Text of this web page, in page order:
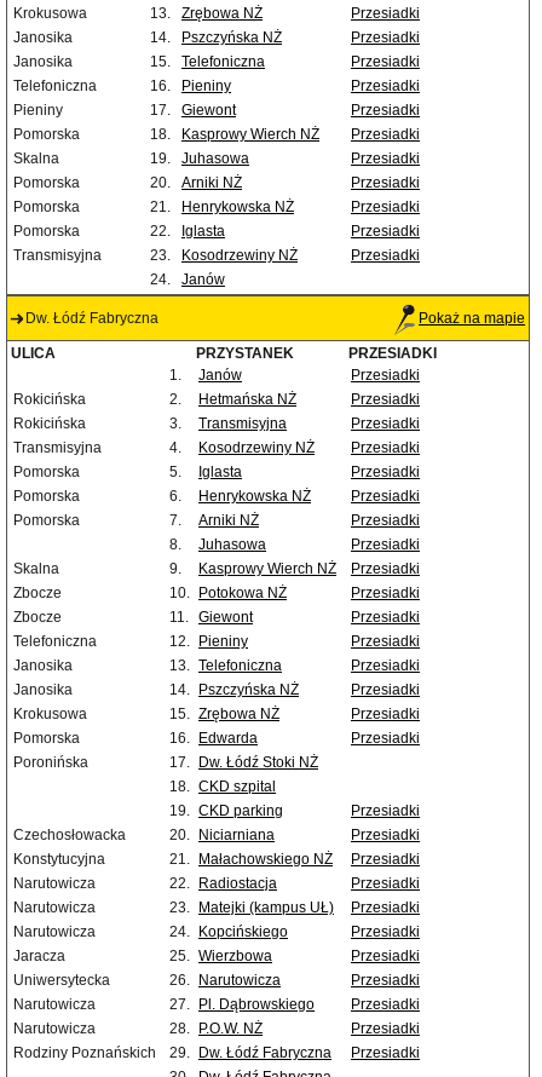
Krokusowa
13. Zrębowa NŻ
Przesiadki
Janosika
14. Pszczyńska NŻ
Przesiadki
Janosika
15. Telefoniczna
Przesiadki
Telefoniczna
16. Pieniny
Przesiadki
Pieniny
17. Giewont
Przesiadki
Pomorska
18. Kasprowy Wierch NŻ
Przesiadki
Skalna
19. Juhasowa
Przesiadki
Pomorska
20. Arniki NŻ
Przesiadki
Pomorska
21. Henrykowska NŻ
Przesiadki
Pomorska
22. Iglasta
Przesiadki
Transmisyjna
23. Kosodrzewiny NŻ
Przesiadki
24.
Janów
Dw. Łódź Fabryczna Pokaż na mapie
ULICA PRZYSTANEK
PRZESIADKI
1.
Janów
Przesiadki
Rokicińska
2. Hetmańska NŻ
Przesiadki
Rokicińska
3. Transmisyjna
Przesiadki
Transmisyjna
4. Kosodrzewiny NŻ
Przesiadki
Pomorska
5. Iglasta
Przesiadki
Pomorska
6. Henrykowska NŻ
Przesiadki
Pomorska
7. Arniki NŻ
Przesiadki
8.
Juhasowa
Przesiadki
Skalna
9. Kasprowy Wierch NŻ
Przesiadki
Zbocze
10. Potokowa NŻ
Przesiadki
Zbocze
11. Giewont
Przesiadki
Telefoniczna
12. Pieniny
Przesiadki
Janosika
13. Telefoniczna
Przesiadki
Janosika
14. Pszczyńska NŻ
Przesiadki
Krokusowa
15. Zrębowa NŻ
Przesiadki
Pomorska
16. Edwarda
Przesiadki
Poronińska
17.
Dw. Łódź Stoki NŻ
18. CKD szpital
19. CKD parking
Przesiadki
Czechosłowacka
20. Niciarniana
Przesiadki
Konstytucyjna
21. Małachowskiego NŻ
Przesiadki
Narutowicza
22. Radiostacja
Przesiadki
Narutowicza
23. Matejki (kampus UŁ)
Przesiadki
Narutowicza
24. Kopcińskiego
Przesiadki
Jaracza
25. Wierzbowa
Przesiadki
Uniwersytecka
26. Narutowicza
Przesiadki
Narutowicza
27. Pl. Dąbrowskiego
Przesiadki
Narutowicza
28. P.O.W. NŻ
Przesiadki
Rodziny Poznańskich
29. Dw. Łódź Fabryczna
Przesiadki